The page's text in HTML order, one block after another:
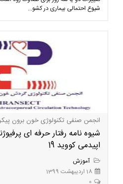
شیوع احتمالی بیماری در کشو...
انجمن صنفی تکنولوژی خون برون
شیوه نامه رفتار حرفه ای
اپیدمی کووید 19
آموزش
18 اردیبهشت 1399